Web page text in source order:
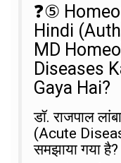
❓⑤
Hindi
MD
Diseases
Gaya Hai?
डॉ. राजपाल
(Acute
समझाया गया है?